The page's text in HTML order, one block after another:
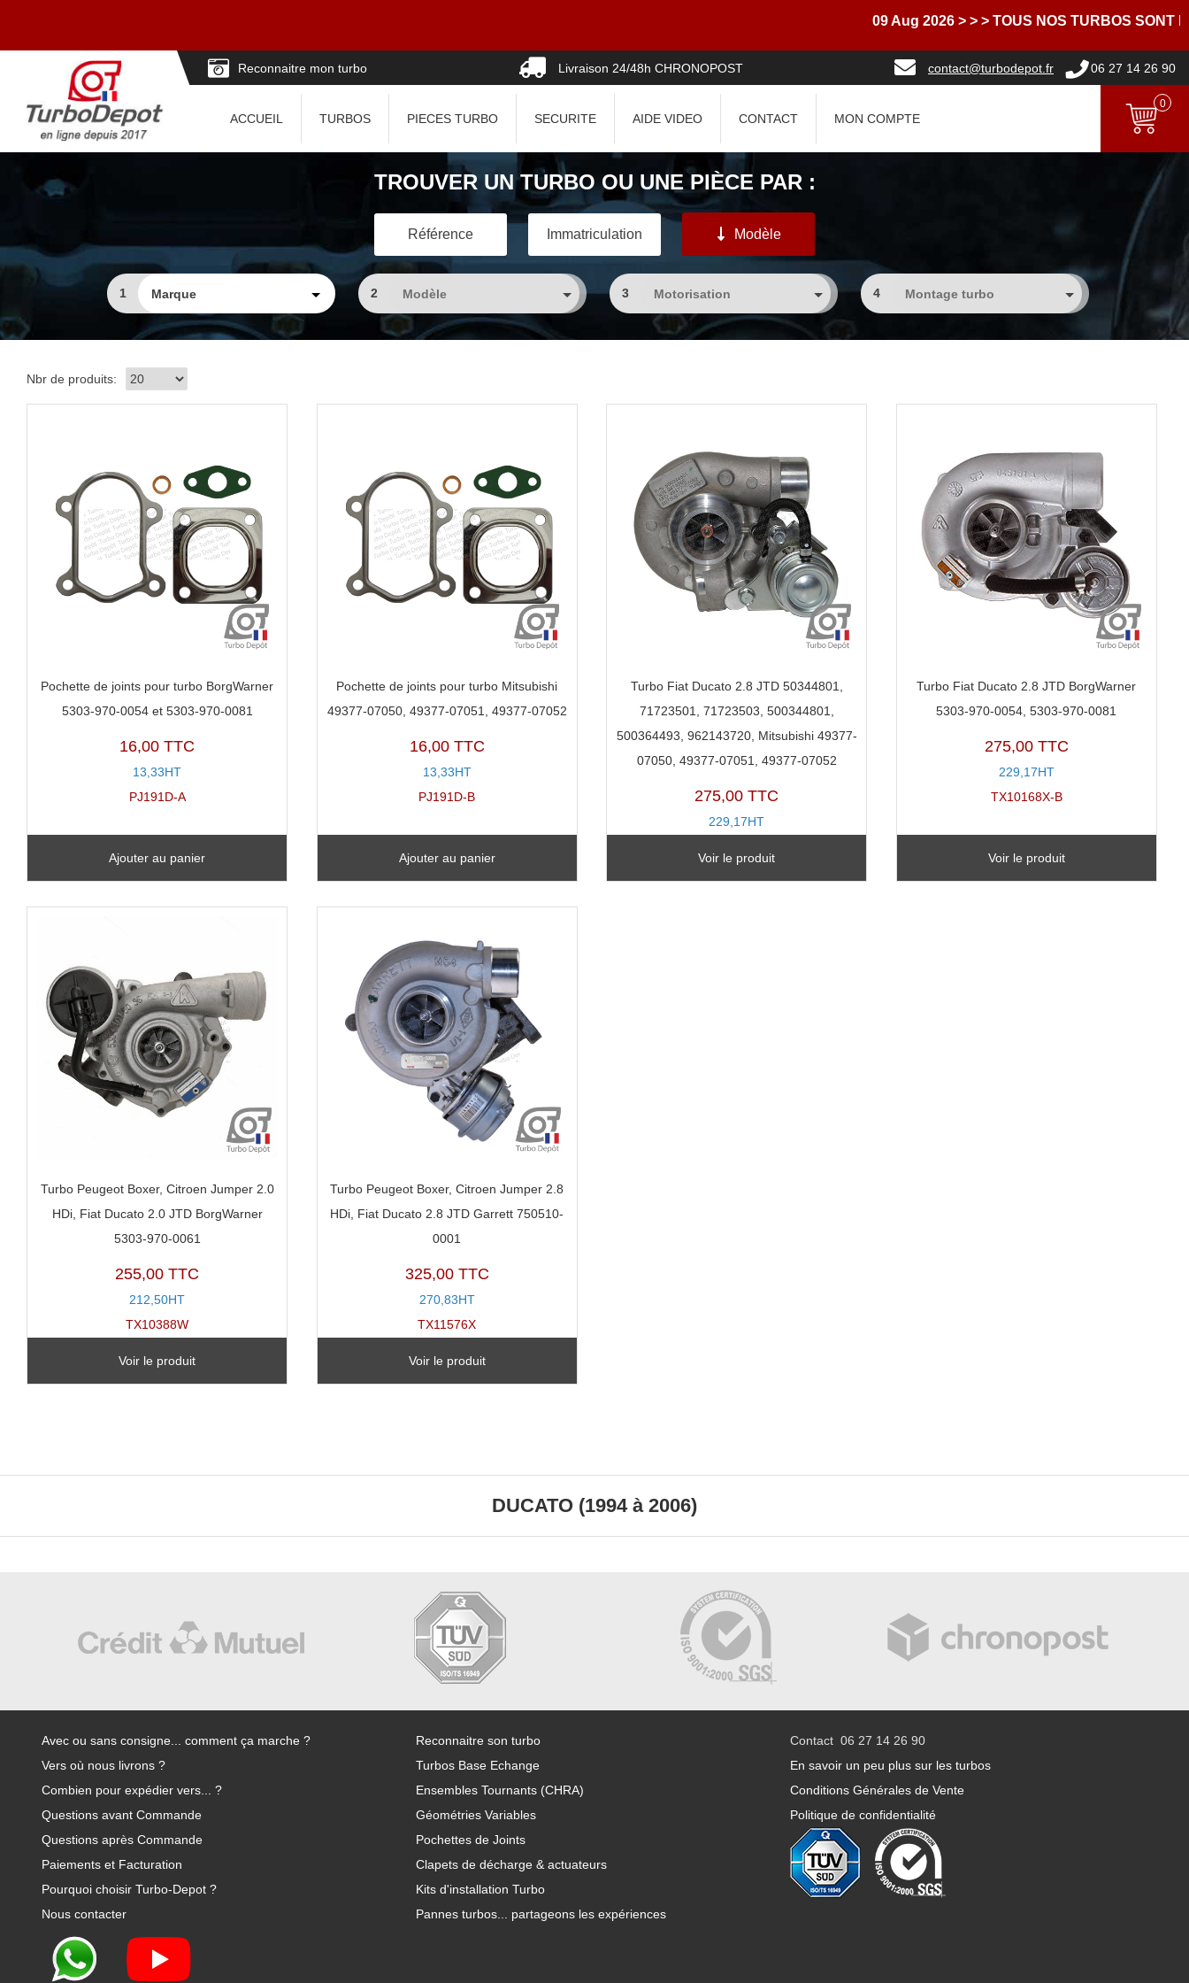
09 Aug 2026 > > > TOUS NOS TURBOS SONT
Reconnaitre mon turbo Livraison 24/48h CHRONOPOST contact@turbodepot.fr 06 27 14 26 90
ACCUEIL TURBOS PIECES TURBO SECURITE AIDE VIDEO CONTACT MON COMPTE
0
TROUVER UN TURBO OU UNE PIÈCE PAR :
Référence Immatriculation Modèle
1 2 3 4
Nbr de produits:
Pochette de joints pour turbo BorgWarner
5303-970-0054 et 5303-970-0081
16,00 TTC
13,33HT
PJ191D-A
Ajouter au panier
Pochette de joints pour turbo Mitsubishi
49377-07050, 49377-07051, 49377-07052
16,00 TTC
13,33HT
PJ191D-B
Ajouter au panier
Turbo Fiat Ducato 2.8 JTD 50344801,
71723501, 71723503, 500344801,
500364493, 962143720, Mitsubishi 49377-
07050, 49377-07051, 49377-07052
275,00 TTC
229,17HT
Voir le produit
Turbo Fiat Ducato 2.8 JTD BorgWarner
5303-970-0054, 5303-970-0081
275,00 TTC
229,17HT
TX10168X-B
Voir le produit
Turbo Peugeot Boxer, Citroen Jumper 2.0
HDi, Fiat Ducato 2.0 JTD BorgWarner
5303-970-0061
255,00 TTC
212,50HT
TX10388W
Voir le produit
Turbo Peugeot Boxer, Citroen Jumper 2.8
HDi, Fiat Ducato 2.8 JTD Garrett 750510-
0001
325,00 TTC
270,83HT
TX11576X
Voir le produit
DUCATO (1994 à 2006)
Avec ou sans consigne... comment ça marche ?
Vers où nous livrons ?
Combien pour expédier vers... ?
Questions avant Commande
Questions après Commande
Paiements et Facturation
Pourquoi choisir Turbo-Depot ?
Nous contacter
Reconnaitre son turbo
Turbos Base Echange
Ensembles Tournants (CHRA)
Géométries Variables
Pochettes de Joints
Clapets de décharge & actuateurs
Kits d'installation Turbo
Pannes turbos... partageons les expériences
Contact 06 27 14 26 90
En savoir un peu plus sur les turbos
Conditions Générales de Vente
Politique de confidentialité